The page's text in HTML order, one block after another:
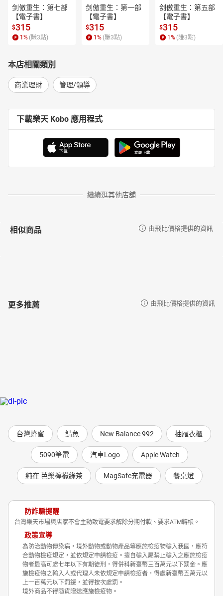
剑傲重生：第七部
【電子書】
$315
1 % (賺3點)
剑傲重生：第一部
【電子書】
$315
1 % (賺3點)
剑傲重生：第五部
【電子書】
$315
1 % (賺3點)
本店相關類別
商業理財 管理/領導
下載樂天 Kobo 應用程式
繼續逛其他店舖
相似商品 由飛比價格提供的資訊
更多推薦 由飛比價格提供的資訊
台灣蜂蜜 鯖魚 New Balance 992 抽屜衣櫃
5090筆電 汽車Logo Apple Watch
純在 芭樂檸檬綠茶 MagSafe充電器 餐桌燈
防詐騙提醒
台灣樂天市場與店家不會主動致電要求解除分期付款、要求ATM轉帳。
政策宣導
為防治動物傳染病，境外動物或動物產品等應施檢疫物輸入我國，應符
合動物檢疫規定，並依規定申請檢疫。擅自輸入屬禁止輸入之應施檢疫
物者最高可處七年以下有期徒刑，得併科新臺幣三百萬元以下罰金。應
施檢疫物之輸入人或代理人未依規定申請檢疫者，得處新臺幣五萬元以
上一百萬元以下罰鍰，並得按次處罰。
境外商品不得隨貨贈送應施檢疫物。